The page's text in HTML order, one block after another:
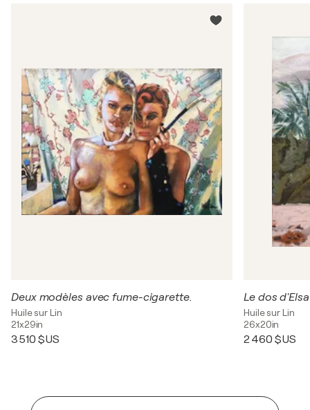
Deux modèles avec fume-cigarette.
Huile sur Lin
21x29in
3 510 $US
Le dos d'Elsa
Huile sur Lin
26x20in
2 460 $US